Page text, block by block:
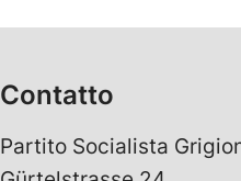
Contatto
Partito Socialista